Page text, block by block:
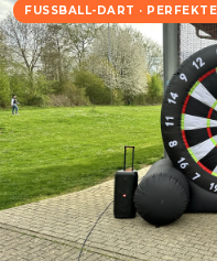
FUSSBALL-DART ·